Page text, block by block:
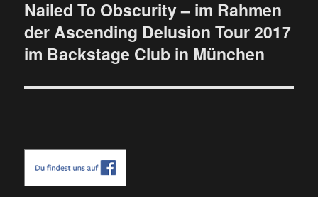
Next
post:
Nailed To Obscurity – im Rahmen
der Ascending Delusion Tour 2017
im Backstage Club in München